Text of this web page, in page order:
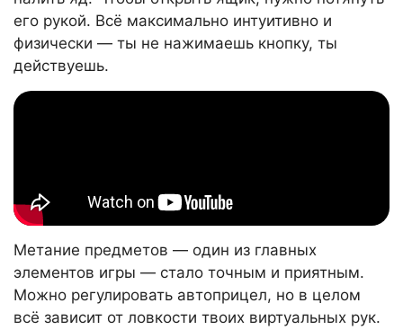
его рукой. Всё максимально интуитивно и
физически — ты не нажимаешь кнопку, ты
действуешь.
Метание предметов — один из главных
элементов игры — стало точным и приятным.
Можно регулировать автоприцел, но в целом
всё зависит от ловкости твоих виртуальных рук.